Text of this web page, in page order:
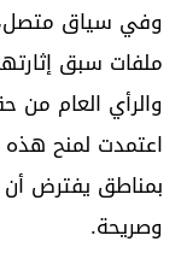
وفي سياق متصل،
ملفات سبق
والرأي العام من
اعتمدت لمنح هذه
بمناطق يفترض
وصريحة.